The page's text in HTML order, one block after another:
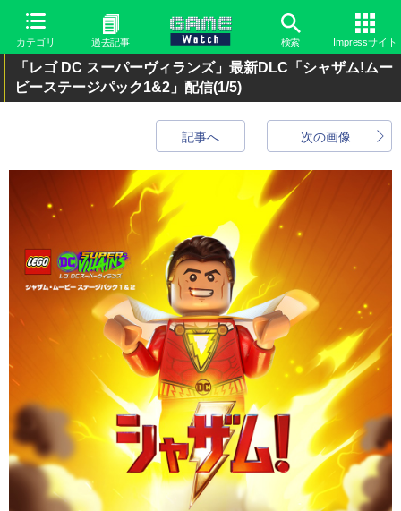
カテゴリ 過去記事 検索 Impressサイト
「レゴ DC スーパーヴィランズ」最新DLC「シャザム!ムー
ビーステージパック1&2」配信(1/5)
次の画像
記事へ